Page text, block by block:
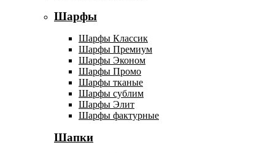
Шарфы
Шарфы Классик
Шарфы Премиум
Шарфы Эконом
Шарфы Промо
Шарфы тканые
Шарфы сублим
Шарфы Элит
Шарфы фактурные
Шапки